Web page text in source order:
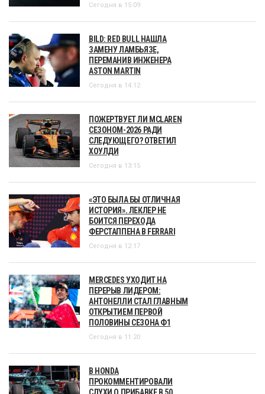
Сегодня в 15:09
BILD: RED BULL НАШЛА
ЗАМЕНУ ЛАМБЬЯЗЕ,
ПЕРЕМАНИВ ИНЖЕНЕРА
ASTON MARTIN
Сегодня в 14:12
ПОЖЕРТВУЕТ ЛИ MCLAREN
СЕЗОНОМ-2026 РАДИ
СЛЕДУЮЩЕГО? ОТВЕТИЛ
ХОУЛДИ
Сегодня в 13:15
«ЭТО БЫЛА БЫ ОТЛИЧНАЯ
ИСТОРИЯ». ЛЕКЛЕР НЕ
БОИТСЯ ПЕРЕХОДА
ФЕРСТАППЕНА В FERRARI
Сегодня в 12:17
MERCEDES УХОДИТ НА
ПЕРЕРЫВ ЛИДЕРОМ:
АНТОНЕЛЛИ СТАЛ ГЛАВНЫМ
ОТКРЫТИЕМ ПЕРВОЙ
ПОЛОВИНЫ СЕЗОНА Ф1
Сегодня в 11:20
В HONDA
ПРОКОММЕНТИРОВАЛИ